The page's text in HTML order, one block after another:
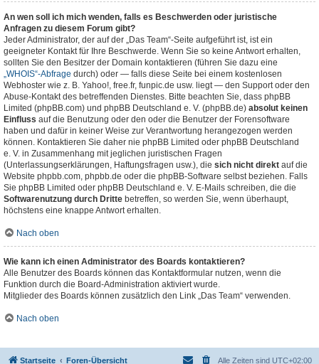
An wen soll ich mich wenden, falls es Beschwerden oder juristische
Anfragen zu diesem Forum gibt?
Jeder Administrator, der auf der „Das Team“-Seite aufgeführt ist, ist ein
geeigneter Kontakt für Ihre Beschwerde. Wenn Sie so keine Antwort erhalten,
sollten Sie den Besitzer der Domain kontaktieren (führen Sie dazu eine
„WHOIS“-Abfrage durch) oder — falls diese Seite bei einem kostenlosen
Webhoster wie z. B. Yahoo!, free.fr, funpic.de usw. liegt — den Support oder den
Abuse-Kontakt des betreffenden Dienstes. Bitte beachten Sie, dass phpBB
Limited (phpBB.com) und phpBB Deutschland e. V. (phpBB.de) absolut keinen
Einfluss auf die Benutzung oder den oder die Benutzer der Forensoftware
haben und dafür in keiner Weise zur Verantwortung herangezogen werden
können. Kontaktieren Sie daher nie phpBB Limited oder phpBB Deutschland
e. V. in Zusammenhang mit jeglichen juristischen Fragen
(Unterlassungserklärungen, Haftungsfragen usw.), die sich nicht direkt auf die
Website phpbb.com, phpbb.de oder die phpBB-Software selbst beziehen. Falls
Sie phpBB Limited oder phpBB Deutschland e. V. E-Mails schreiben, die die
Softwarenutzung durch Dritte betreffen, so werden Sie, wenn überhaupt,
höchstens eine knappe Antwort erhalten.
Nach oben
Wie kann ich einen Administrator des Boards kontaktieren?
Alle Benutzer des Boards können das Kontaktformular nutzen, wenn die
Funktion durch die Board-Administration aktiviert wurde.
Mitglieder des Boards können zusätzlich den Link „Das Team“ verwenden.
Nach oben
Startseite Foren-Übersicht Alle Zeiten sind UTC+02:00